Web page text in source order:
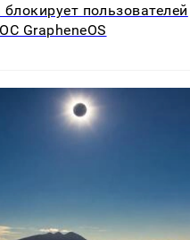
пользователей
GrapheneOS